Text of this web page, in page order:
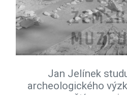
Jan Jelínek
archeologického
štípanou